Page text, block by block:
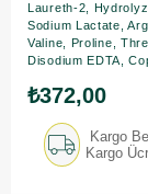
Laureth-2,
Sodium Lactate,
Valine, Proline,
Disodium EDTA,
₺372,00
Kargo
Kargo